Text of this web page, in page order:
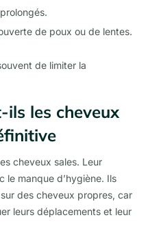
de poux ou de lentes.
de limiter la
ils les cheveux
cheveux sales. Leur
le manque d’hygiène. Ils
des cheveux propres, car
leurs déplacements et leur